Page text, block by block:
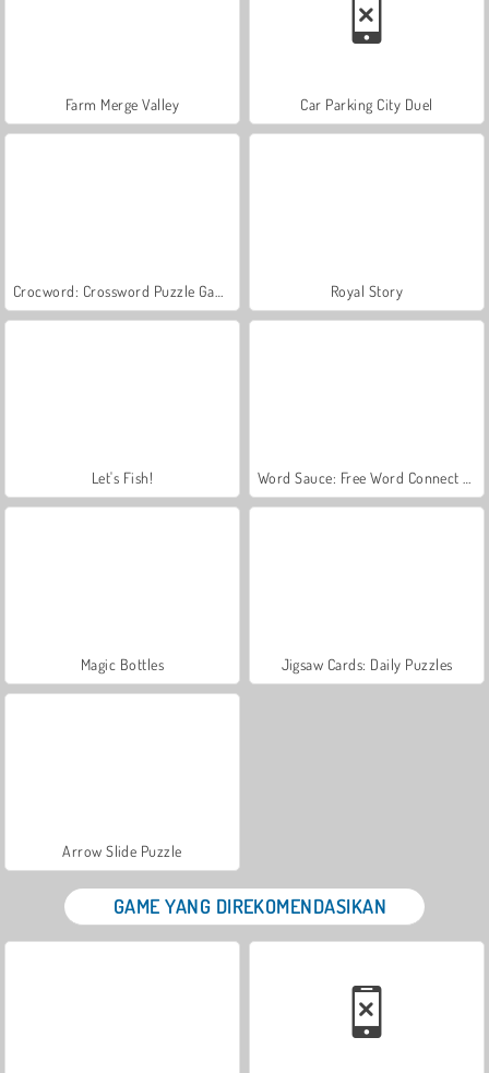
Farm Merge Valley Car Parking City Duel
Royal Story
Let's Fish!
Magic Bottles Jigsaw Cards: Daily Puzzles
Arrow Slide Puzzle
GAME YANG DIREKOMENDASIKAN